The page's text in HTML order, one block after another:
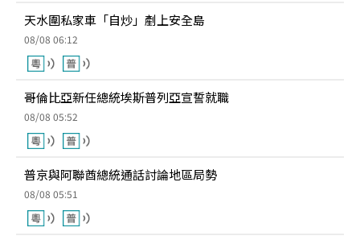
天水圍私家車「自炒」剷上安全島
08/08 06:12
哥倫比亞新任總統埃斯普列亞宣誓就職
08/08 05:52
普京與阿聯酋總統通話討論地區局勢
08/08 05:51